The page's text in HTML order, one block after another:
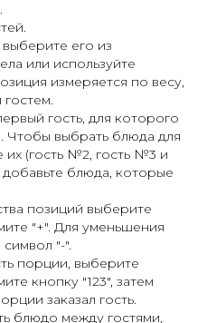
его из
или используйте
измеряется по весу,
гостем.
гость, для которого
Чтобы выбрать блюда для
их (гость №2, гость №3 и
добавьте блюда, которые
позиций выберите
"+". Для уменьшения
символ "-".
порции, выберите
кнопку "123", затем
заказал гость.
блюдо между гостями,